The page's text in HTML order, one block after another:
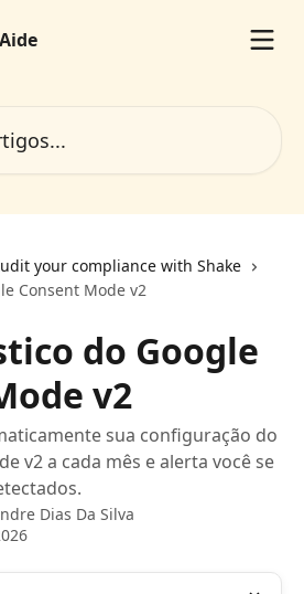
your compliance with Shake
Consent Mode v2
do Google
v2
sua configuração do
v2 a cada mês e alerta você se
Dias Da Silva